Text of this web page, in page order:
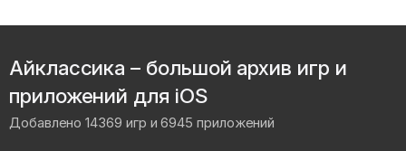
Айклассика – большой архив игр и
приложений для iOS
Добавлено 14369 игр и 6945 приложений